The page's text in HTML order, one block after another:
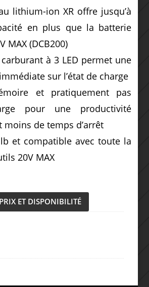
lithium-ion XR offre jusqu’à
en plus que la batterie
MAX (DCB200)
à 3 LED permet une
sur l’état de charge
et pratiquement pas
pour une productivité
moins de temps d’arrêt
et compatible avec toute la
20V MAX
ET DISPONIBILITÉ